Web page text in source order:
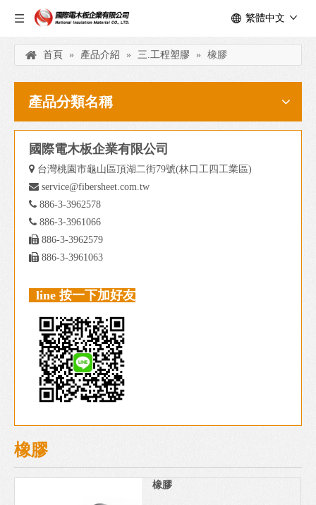
繁體中文
首頁 » 產品介紹 » 三.工程塑膠 » 橡膠
產品分類名稱
國際電木板企業有限公司
 台灣桃園市龜山區頂湖二街79號(林口工四工業區)
 service@fibersheet.com.tw
 886-3-3962578
 886-3-3961066
 886-3-3962579
 886-3-3961063
line 按一下加好友
橡膠
橡膠